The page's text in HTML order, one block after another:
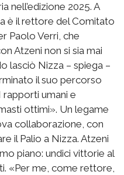
nell’edizione 2025. A
è il rettore del Comitato
Paolo Verri, che
Atzeni non si sia mai
lasciò Nizza – spiega –
il suo percorso
umani e
ottimi». Un legame
collaborazione, con
il Palio a Nizza. Atzeni
piano: undici vittorie al
«Per me, come rettore,